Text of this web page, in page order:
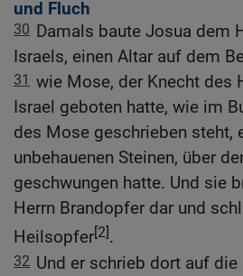
und Fluch
30 Damals baute Josua dem
Israels, einen Altar auf dem
31 wie Mose, der Knecht des
Israel geboten hatte, wie im
des Mose geschrieben steht,
unbehauenen Steinen, über
geschwungen hatte. Und sie
Herrn Brandopfer dar und
Heilsopfer[2].
32 Und er schrieb dort auf die